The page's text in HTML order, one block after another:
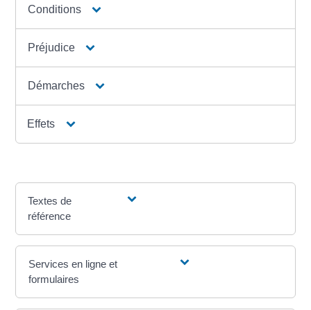
Conditions
Préjudice
Démarches
Effets
Textes de
référence
Services en ligne et
formulaires